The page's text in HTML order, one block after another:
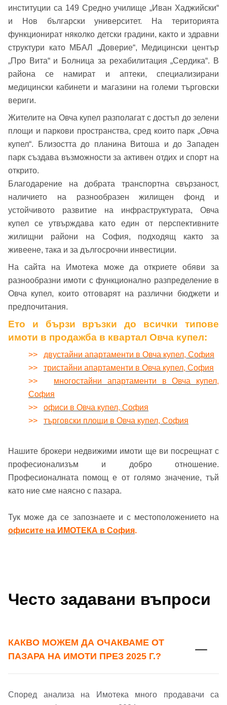
Имейл Адрес
Забравена парола?
Вход
Вход като гост
или използвай профил
Вход с Google
институции са 149 Средно училище „Иван Хаджийски“
и Нов български университет. На територията
функционират няколко детски градини, както и здравни
структури като МБАЛ „Доверие“, Медицински център
„Про Вита“ и Болница за рехабилитация „Сердика“. В
района се намират и аптеки, специализирани
медицински кабинети и магазини на големи търговски
вериги.
Жителите на Овча купел разполагат с достъп до зелени
площи и паркови пространства, сред които парк „Овча
купел“. Близостта до планина Витоша и до Западен
парк създава възможности за активен отдих и спорт на
открито.
Благодарение на добрата транспортна свързаност,
наличието на разнообразен жилищен фонд и
устойчивото развитие на инфраструктурата, Овча
купел се утвърждава като един от перспективните
жилищни райони на София, подходящ както за
живеене, така и за дългосрочни инвестиции.
На сайта на Имотека може да откриете обяви за
разнообразни имоти с функционално разпределение в
Овча купел, които отговарят на различни бюджети и
предпочитания.
Ето и бързи връзки до всички типове
имоти в продажба в квартал Овча купел:
>> двустайни апартаменти в Овча купел, София
>> тристайни апартаменти в Овча купел, София
>> многостайни апартаменти в Овча купел,
София
>> офиси в Овча купел, София
>> търговски площи в Овча купел, София
Нашите брокери недвижими имоти ще ви посрещнат с
професионализъм и добро отношение.
Професионалната помощ е от голямо значение, тъй
като ние сме наясно с пазара.
Тук може да се запознаете и с местоположението на
офисите на ИМОТЕКА в София.
Често задавани въпроси
КАКВО МОЖЕМ ДА ОЧАКВАМЕ ОТ
ПАЗАРА НА ИМОТИ ПРЕЗ 2025 Г.?
Според анализа на Имотека много продавачи са
Имейл адрес*
Телефон*
Заяви оглед
Вашето запитване стигна до нас. Ще
се обадим възможно най-бързо.